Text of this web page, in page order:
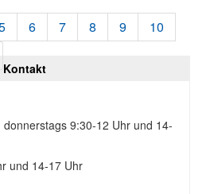
6 7 8 9
10
Kontakt
9:30-12 Uhr und 14-
und 14-17 Uhr